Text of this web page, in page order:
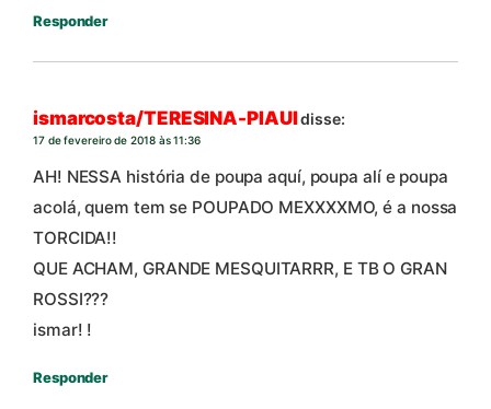
Responder
ismarcosta/TERESINA-PIAUIdisse:
17 de fevereiro de 2018 às 11:36
AH! NESSA história de poupa aquí, poupa alí e poupa
acolá, quem tem se POUPADO MEXXXXMO, é a nossa
TORCIDA!!
QUE ACHAM, GRANDE MESQUITARRR, E TB O GRAN
ROSSI???
ismar! !
Responder